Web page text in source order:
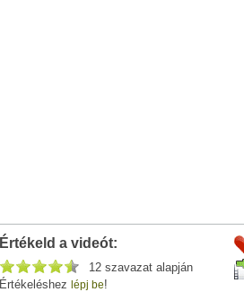
Értékeld a videót:
12 szavazat alapján
Értékeléshez lépj be!